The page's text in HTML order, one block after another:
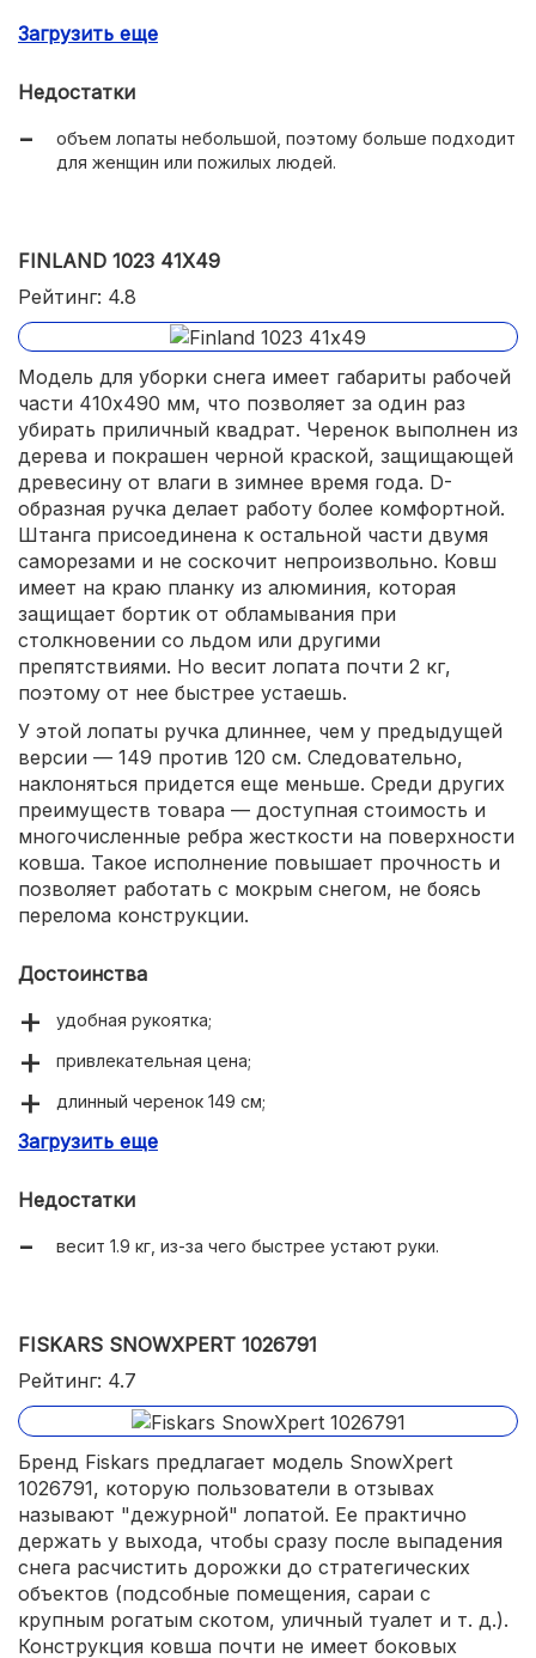
оптимальная длина 120 см.
Загрузить еще
Недостатки
объем лопаты небольшой, поэтому больше подходит
для женщин или пожилых людей.
FINLAND 1023 41Х49
Рейтинг: 4.8
Модель для уборки снега имеет габариты рабочей
части 410х490 мм, что позволяет за один раз
убирать приличный квадрат. Черенок выполнен из
дерева и покрашен черной краской, защищающей
древесину от влаги в зимнее время года. D-
образная ручка делает работу более комфортной.
Штанга присоединена к остальной части двумя
саморезами и не соскочит непроизвольно. Ковш
имеет на краю планку из алюминия, которая
защищает бортик от обламывания при
столкновении со льдом или другими
препятствиями. Но весит лопата почти 2 кг,
поэтому от нее быстрее устаешь.
У этой лопаты ручка длиннее, чем у предыдущей
версии — 149 против 120 см. Следовательно,
наклоняться придется еще меньше. Среди других
преимуществ товара — доступная стоимость и
многочисленные ребра жесткости на поверхности
ковша. Такое исполнение повышает прочность и
позволяет работать с мокрым снегом, не боясь
перелома конструкции.
Достоинства
удобная рукоятка;
привлекательная цена;
длинный черенок 149 см;
алюминиевая планка на кромке рабочей части.
Загрузить еще
Недостатки
весит 1.9 кг, из-за чего быстрее устают руки.
FISKARS SNOWXPERT 1026791
Рейтинг: 4.7
Бренд Fiskars предлагает модель SnowXpert
1026791, которую пользователи в отзывах
называют "дежурной" лопатой. Ее практично
держать у выхода, чтобы сразу после выпадения
снега расчистить дорожки до стратегических
объектов (подсобные помещения, сараи с
крупным рогатым скотом, уличный туалет и т. д.).
Конструкция ковша почти не имеет боковых